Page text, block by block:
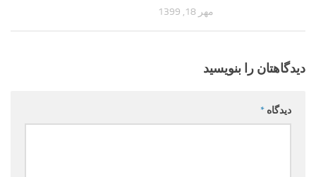
مهر 18, 1399
دیدگاهتان را بنویسید
دیدگاه *